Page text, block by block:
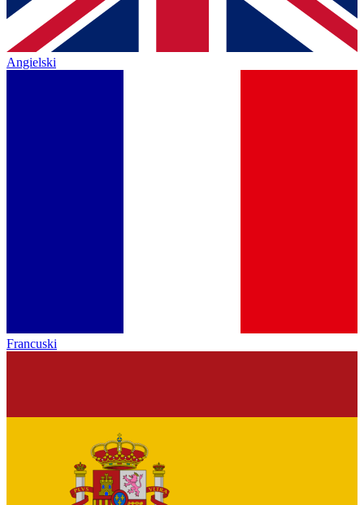
Angielski
Francuski